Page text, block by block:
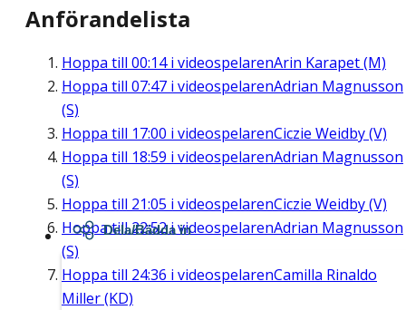
Anförandelista
Hoppa till 00:14i videospelarenArin Karapet (M)
Hoppa till 07:47 i videospelarenAdrian Magnusson
(S)
Hoppa till 17:00 i videospelarenCiczie Weidby (V)
Hoppa till 18:59 i videospelarenAdrian Magnusson
(S)
Hoppa till 21:05 i videospelarenCiczie Weidby (V)
Hoppa till22:52i videospelarenAdrian Magnusson
(S)
Hoppa till 24:36 i videospelarenCamilla Rinaldo
Miller (KD)
Dela/Bädda in